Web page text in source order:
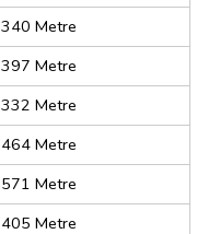
340 Metre
397 Metre
332 Metre
464 Metre
571 Metre
405 Metre